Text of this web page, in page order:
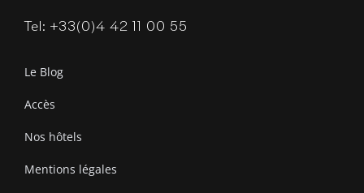
Tel: +33(0)4 42 11 00 55
Le Blog
Accès
Nos hôtels
Mentions légales